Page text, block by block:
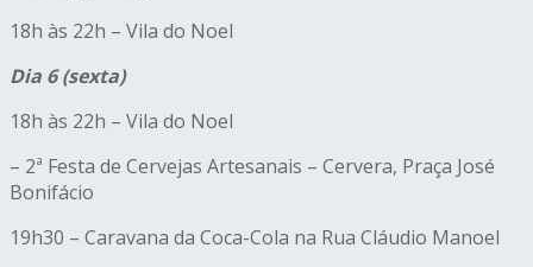
18h às 22h – Vila do Noel
Dia 6 (sexta)
18h às 22h – Vila do Noel
– 2ª Festa de Cervejas Artesanais – Cervera, Praça José
Bonifácio
19h30 – Caravana da Coca-Cola na Rua Cláudio Manoel